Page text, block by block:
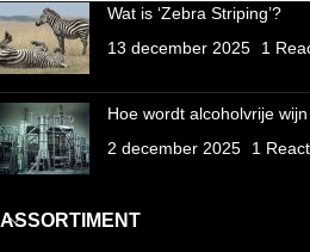
Wat is ‘Zebra Striping’?
13 december 2025
1
Hoe wordt alcoholvrije
2 december 2025
1
ASSORTIMENT